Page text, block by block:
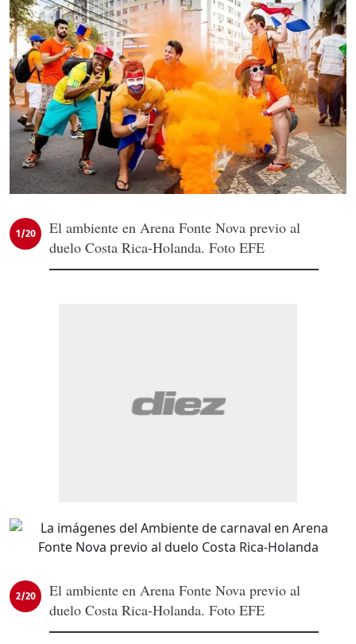
1/20
El ambiente en Arena Fonte Nova previo al
duelo Costa Rica-Holanda. Foto EFE
2/20
El ambiente en Arena Fonte Nova previo al
duelo Costa Rica-Holanda. Foto EFE